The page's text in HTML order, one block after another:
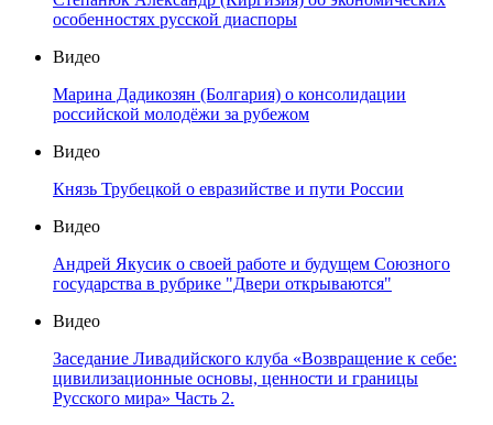
особенностях русской диаспоры
Видео
Марина Дадикозян (Болгария) о консолидации
российской молодёжи за рубежом
Видео
Князь Трубецкой о евразийстве и пути России
Видео
Андрей Якусик о своей работе и будущем Союзного
государства в рубрике "Двери открываются"
Видео
Заседание Ливадийского клуба «Возвращение к себе:
цивилизационные основы, ценности и границы
Русского мира» Часть 2.